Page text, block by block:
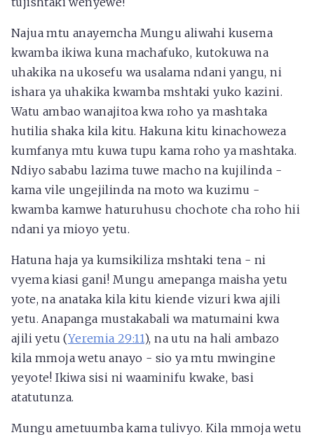
Najua mtu anayemcha Mungu aliwahi kusema
kwamba ikiwa kuna machafuko, kutokuwa na
uhakika na ukosefu wa usalama ndani yangu, ni
ishara ya uhakika kwamba mshtaki yuko kazini.
Watu ambao wanajitoa kwa roho ya mashtaka
hutilia shaka kila kitu. Hakuna kitu kinachoweza
kumfanya mtu kuwa tupu kama roho ya mashtaka.
Ndiyo sababu lazima tuwe macho na kujilinda -
kama vile ungejilinda na moto wa kuzimu -
kwamba kamwe haturuhusu chochote cha roho hii
ndani ya mioyo yetu.
Hatuna haja ya kumsikiliza mshtaki tena - ni
vyema kiasi gani! Mungu amepanga maisha yetu
yote, na anataka kila kitu kiende vizuri kwa ajili
yetu. Anapanga mustakabali wa matumaini kwa
ajili yetu (Yeremia 29:11), na utu na hali ambazo
kila mmoja wetu anayo - sio ya mtu mwingine
yeyote! Ikiwa sisi ni waaminifu kwake, basi
atatutunza.
Mungu ametuumba kama tulivyo. Kila mmoja wetu